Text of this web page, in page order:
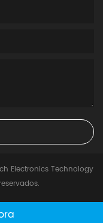
Electronics Technology